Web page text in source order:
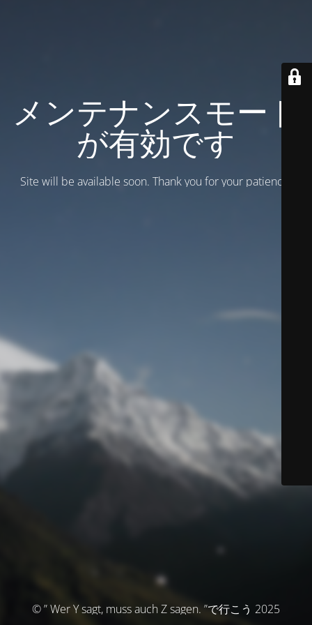
メンテナンスモード
が有効です
Site will be available soon. Thank you for your patience!
© ” Wer Y sagt, muss auch Z sagen. ”で行こう 2025